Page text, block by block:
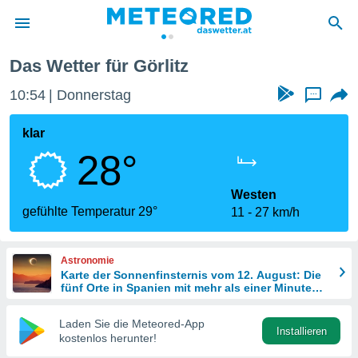
wurde
dass
sind.
diese
Das Wetter für Görlitz
10:54 Donnerstag ...
klar
28°
gefühlte Temperatur 29°
Westen
11
27 km/h
Astronomie
Karte der Sonnenfinsternis vom 12. August: Die
fünf Orte in Spanien mit mehr als einer Minute
Laden Sie die Meteored-App
kostenlos herunter!
Installieren